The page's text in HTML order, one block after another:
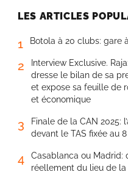
LES ARTICLES
1 Botola à 20 clubs: gare
2
Interview Exclusive.
dresse le bilan de sa
et expose sa feuille de
et économique
3
Finale de la CAN 2025:
devant le TAS fixée au
4
Casablanca ou Madrid:
réellement du lieu de